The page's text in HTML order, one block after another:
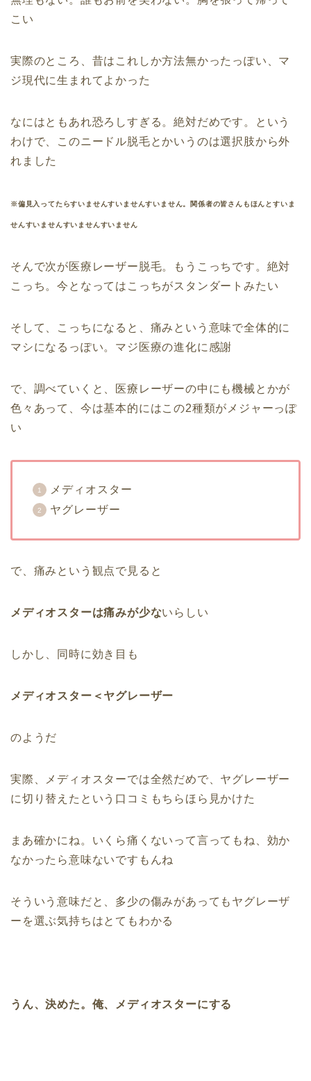
こい
実際のところ、昔はこれしか方法無かったっぽい、マ
ジ現代に生まれてよかった
なにはともあれ恐ろしすぎる。絶対だめです。という
わけで、このニードル脱毛とかいうのは選択肢から外
れました
※偏見入ってたらすいませんすいませんすいません。関係者の皆さんもほんとすいま
せんすいませんすいませんすいません
そんで次が医療レーザー脱毛。もうこっちです。絶対
こっち。今となってはこっちがスタンダートみたい
そして、こっちになると、痛みという意味で全体的に
マシになるっぽい。マジ医療の進化に感謝
で、調べていくと、医療レーザーの中にも機械とかが
色々あって、今は基本的にはこの2種類がメジャーっぽ
い
メディオスター
ヤグレーザー
で、痛みという観点で見ると
メディオスターは痛みが少ないらしい
しかし、同時に効き目も
メディオスター＜ヤグレーザー
のようだ
実際、メディオスターでは全然だめで、ヤグレーザー
に切り替えたという口コミもちらほら見かけた
まあ確かにね。いくら痛くないって言ってもね、効か
なかったら意味ないですもんね
そういう意味だと、多少の傷みがあってもヤグレーザ
ーを選ぶ気持ちはとてもわかる
うん、決めた。俺、メディオスターにする